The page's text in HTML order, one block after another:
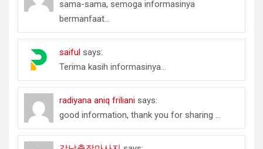
sama-sama, semoga informasinya
bermanfaat...
saiful says:
Terima kasih informasinya...
radiyana aniq friliani says:
good information, thank you for sharing ...